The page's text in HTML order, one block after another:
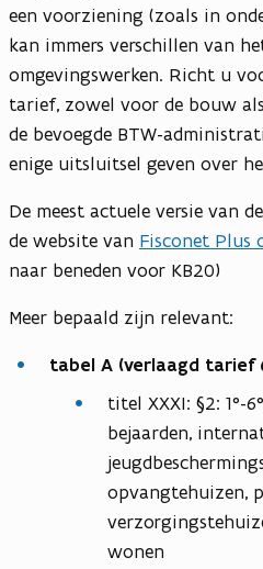
een voorziening (zoals in
kan immers verschillen van
omgevingswerken. Richt u
tarief, zowel voor de bouw
de bevoegde BTW-
enige uitsluitsel geven over
De meest actuele versie van
de website van Fisconet Plus
naar beneden voor KB20)
Meer bepaald zijn relevant:
tabel A (verlaagd tarief
titel XXXI: §2: 1°-
bejaarden,
opvangtehuizen,
wonen